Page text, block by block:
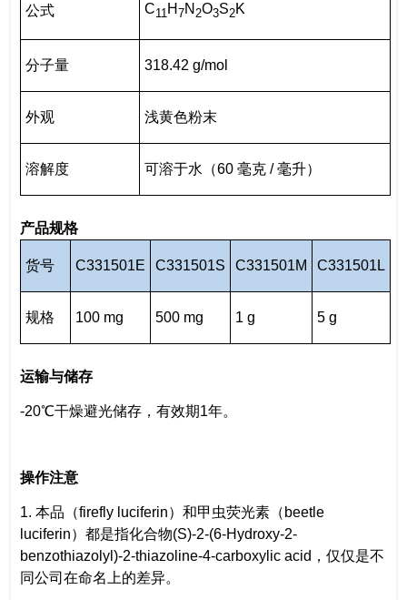
公式 C11H 7N 2O3S2K
分子量 318.42 g/mol
外观 浅黄色粉末
溶解度 可溶于水（60 毫克 / 毫升）
产品规格
货号 C331501E C331501S C331501M C331501L
规格 100 mg 500 mg 1 g 5 g
运输与储存
-20℃干燥避光储存，有效期1年。
操作注意
1. 本品（firefly luciferin）和甲虫荧光素（beetle
luciferin）都是指化合物(S)-2-(6-Hydroxy-2-
benzothiazolyl)-2-thiazoline-4-carboxylic acid，仅仅是不
同公司在命名上的差异。